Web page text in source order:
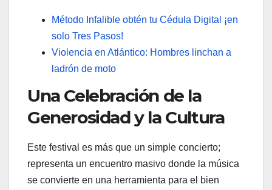
Método Infalible obtén tu Cédula Digital ¡en
solo Tres Pasos!
Violencia en Atlántico: Hombres linchan a
ladrón de moto
Una Celebración de la
Generosidad y la Cultura
Este festival es más que un simple concierto;
representa un encuentro masivo donde la música
se convierte en una herramienta para el bien